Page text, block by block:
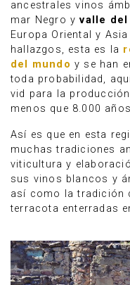
ancestrales vinos
mar Negro yvalle del
Europa Oriental y
hallazgos, esta es la
del mundo y se han
toda probabilidad,
vid para la
menos que 8.000
Así es que en esta
muchas tradiciones
viticultura y
sus vinos blancos y
así como la tradición
terracota enterradas